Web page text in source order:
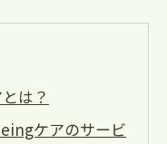
は？
ケアのサービ